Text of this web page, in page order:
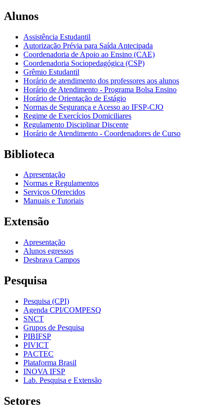
Alunos
Assistência Estudantil
Autorização Prévia para Saída Antecipada
Coordenadoria de Apoio ao Ensino (CAE)
Coordenadoria Sociopedagógica (CSP)
Grêmio Estudantil
Horário de atendimento dos professores aos alunos
Horário de Atendimento - Programa Bolsa Ensino
Horário de Orientação de Estágio
Normas de Segurança e Acesso ao IFSP-CJO
Regime de Exercícios Domiciliares
Regulamento Disciplinar Discente
Horário de Atendimento - Coordenadores de Curso
Biblioteca
Apresentação
Normas e Regulamentos
Serviços Oferecidos
Manuais e Tutoriais
Extensão
Apresentação
Alunos egressos
Desbrava Campos
Pesquisa
Pesquisa (CPI)
Agenda CPI/COMPESQ
SNCT
Grupos de Pesquisa
PIBIFSP
PIVICT
PACTEC
Plataforma Brasil
INOVA IFSP
Lab. Pesquisa e Extensão
Setores